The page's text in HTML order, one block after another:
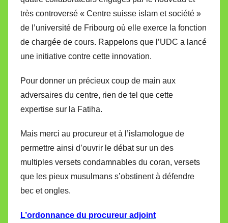
très controversé « Centre suisse islam et société »
de l’université de Fribourg où elle exerce la fonction
de chargée de cours. Rappelons que l’UDC a lancé
une initiative contre cette innovation.
Pour donner un précieux coup de main aux
adversaires du centre, rien de tel que cette
expertise sur la Fatiha.
Mais merci au procureur et à l’islamologue de
permettre ainsi d’ouvrir le débat sur un des
multiples versets condamnables du coran, versets
que les pieux musulmans s’obstinent à défendre
bec et ongles.
L’ordonnance du procureur adjoint